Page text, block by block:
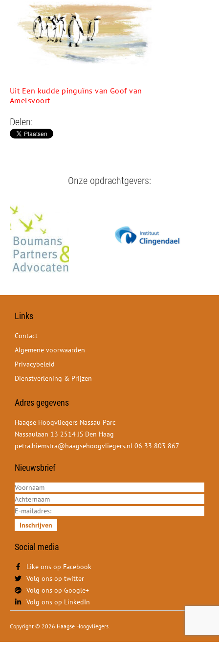
Uit Een kudde pinguïns van Goof van
Amelsvoort
Delen:
Onze opdrachtgevers:
Links
Contact
Algemene voorwaarden
Privacybeleid
Dienstverlening & Prijzen
Adres gegevens
Haagse Hoogvliegers Nassau Parc
Nassaulaan 13 2514 JS Den Haag
petra.hiemstra@haagsehoogvliegers.nl 06 33 803 867
Nieuwsbrief
Inschrijven
Social media
Like ons op Facebook
Volg ons op twitter
Volg ons op Google+
Volg ons op LinkedIn
Copyright © 2026 Haagse Hoogvliegers.